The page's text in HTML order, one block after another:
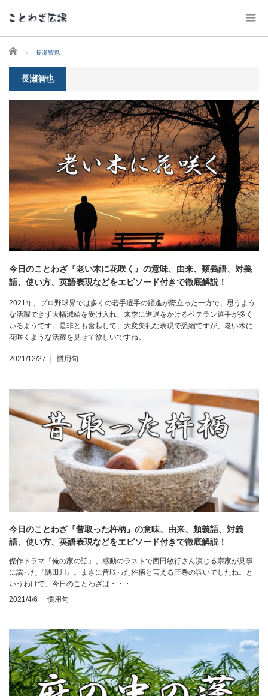
ホーム 長瀬智也
長瀬智也
今日のことわざ『老い木に花咲く』の意味、由来、類義語、対義
語、使い方、英語表現などをエピソード付きで徹底解説！
2021年、プロ野球界では多くの若手選手の躍進が際立った一方で、思うよう
な活躍できず大幅減給を受け入れ、来季に進退をかけるベテラン選手が多く
いるようです。是非とも奮起して、大変失礼な表現で恐縮ですが、老い木に
花咲くような活躍を見せて欲しいですね。
2021/12/27 慣用句
今日のことわざ『昔取った杵柄』の意味、由来、類義語、対義
語、使い方、英語表現などをエピソード付きで徹底解説！
傑作ドラマ『俺の家の話』、感動のラストで西田敏行さん演じる宗家が見事
に謡った『隅田川』。まさに昔取った杵柄と言える圧巻の謡いでしたね。と
いうわけで、今日のことわざは・・・
2021/4/6
慣用句